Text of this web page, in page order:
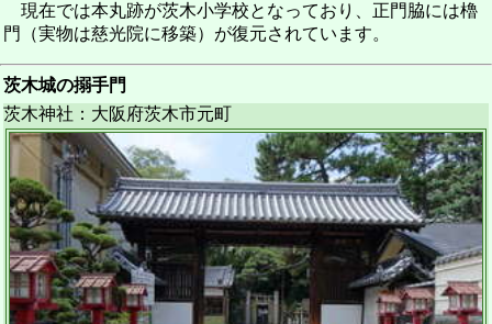
現在では本丸跡が茨木小学校となっており、正門脇には櫓
門（実物は慈光院に移築）が復元されています。
茨木城の搦手門
茨木神社：大阪府茨木市元町